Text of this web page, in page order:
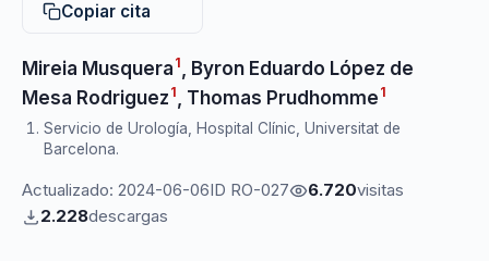
Copiar cita
Mireia Musquera 1
Byron Eduardo López de
Mesa Rodriguez 1 Thomas Prudhomme 1
Servicio de Urología, Hospital Clínic, Universitat de
Barcelona.
Actualizado: 2024-06-06ID RO-027 6.720visitas
2.228descargas